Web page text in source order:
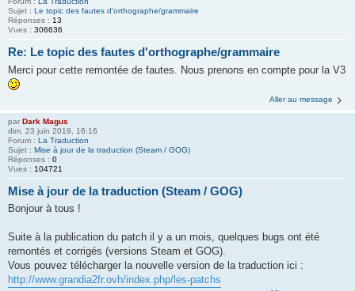
Sujet : Le topic des fautes d'orthographe/grammaire
Réponses : 13
Vues : 306636
Re: Le topic des fautes d'orthographe/grammaire
Merci pour cette remontée de fautes. Nous prenons en compte pour la V3
Aller au message
par Dark Magus
dim. 23 juin 2019, 16:16
Forum : La Traduction
Sujet : Mise à jour de la traduction (Steam / GOG)
Réponses : 0
Vues : 104721
Mise à jour de la traduction (Steam / GOG)
Bonjour à tous !
Suite à la publication du patch il y a un mois, quelques bugs ont été
remontés et corrigés (versions Steam et GOG).
Vous pouvez télécharger la nouvelle version de la traduction ici :
http://www.grandia2fr.ovh/index.php/les-patchs